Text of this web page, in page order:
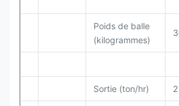
Poids de balle
(kilogrammes)
Sortie (ton/hr)